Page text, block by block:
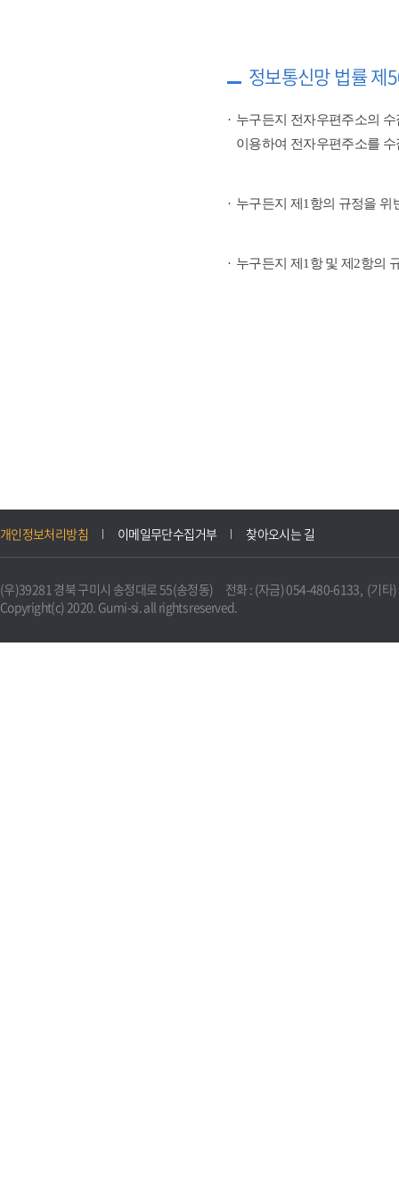
정보통신망 법률 제
누구든지 전자우편주소의
이용하여 전자우편주소를
누구든지 제1항의 규정을 위
누구든지 제1항 및 제2항의
개인정보처리방침 이메일무단수집거부 찾아오시는 길
(우)39281 경북 구미시 송정대로 55(송정동) 전화 : (자금) 054-480-6133, (기타
Copyright(c) 2020. Gumi-si. all rights reserved.